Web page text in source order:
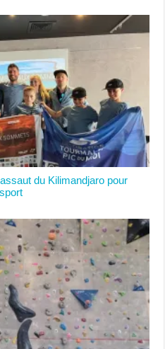
du Kilimandjaro pour